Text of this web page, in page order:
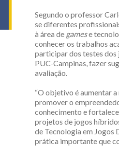
Segundo o professor
se diferentes
à área de gamese
conhecer os trabalhos
participar dos testes dos
PUC-Campinas, fazer
avaliação.
“O objetivo é aumentar
promover o
conhecimento e
projetos de jogos
de Tecnologia em Jogos
prática importante que